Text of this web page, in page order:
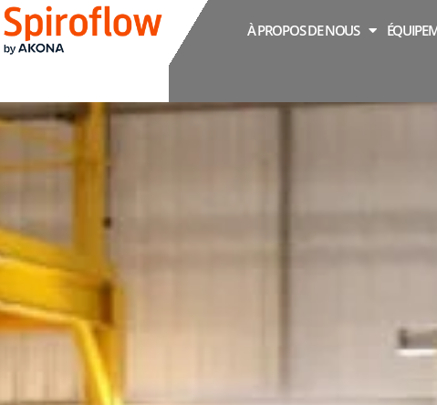
À PROPOS DE NOUS